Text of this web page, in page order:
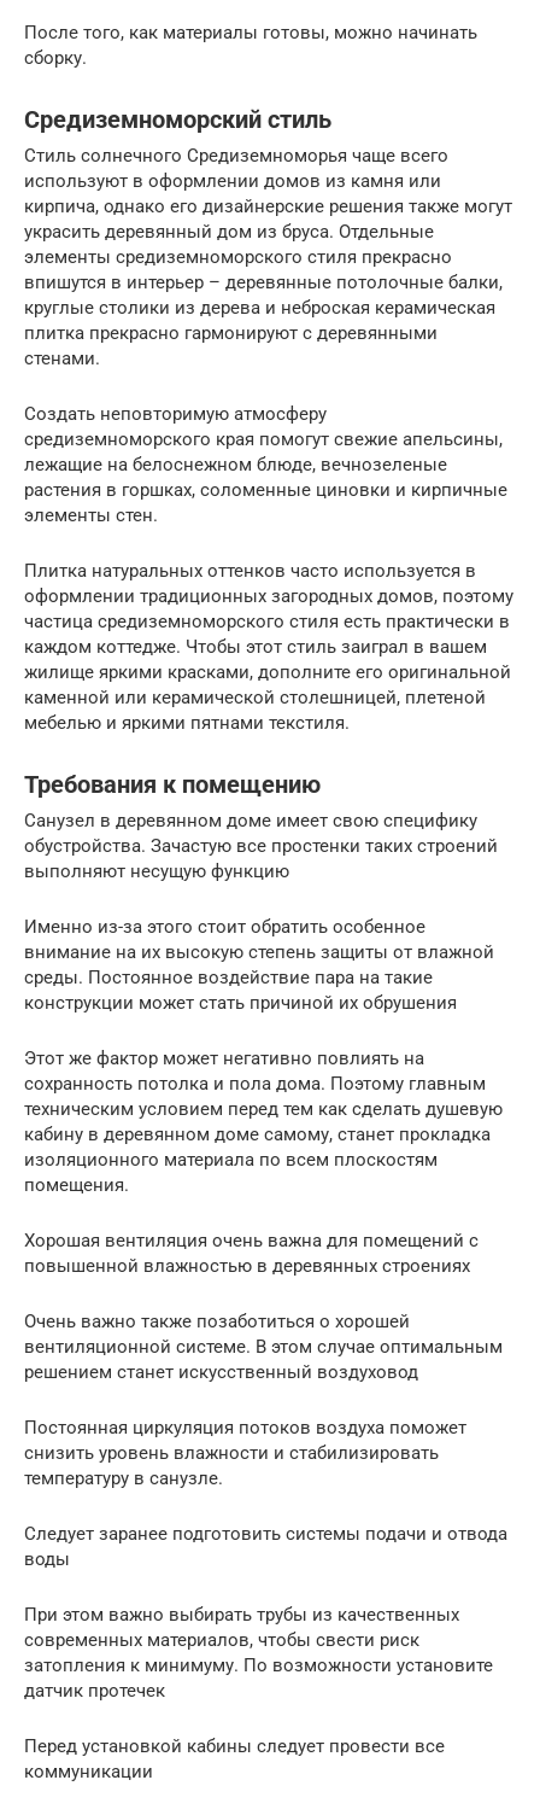
После того, как материалы готовы, можно начинать
сборку.
Средиземноморский стиль
Стиль солнечного Средиземноморья чаще всего
используют в оформлении домов из камня или
кирпича, однако его дизайнерские решения также могут
украсить деревянный дом из бруса. Отдельные
элементы средиземноморского стиля прекрасно
впишутся в интерьер – деревянные потолочные балки,
круглые столики из дерева и неброская керамическая
плитка прекрасно гармонируют с деревянными
стенами.
Создать неповторимую атмосферу
средиземноморского края помогут свежие апельсины,
лежащие на белоснежном блюде, вечнозеленые
растения в горшках, соломенные циновки и кирпичные
элементы стен.
Плитка натуральных оттенков часто используется в
оформлении традиционных загородных домов, поэтому
частица средиземноморского стиля есть практически в
каждом коттедже. Чтобы этот стиль заиграл в вашем
жилище яркими красками, дополните его оригинальной
каменной или керамической столешницей, плетеной
мебелью и яркими пятнами текстиля.
Требования к помещению
Санузел в деревянном доме имеет свою специфику
обустройства. Зачастую все простенки таких строений
выполняют несущую функцию
Именно из-за этого стоит обратить особенное
внимание на их высокую степень защиты от влажной
среды. Постоянное воздействие пара на такие
конструкции может стать причиной их обрушения
Этот же фактор может негативно повлиять на
сохранность потолка и пола дома. Поэтому главным
техническим условием перед тем как сделать душевую
кабину в деревянном доме самому, станет прокладка
изоляционного материала по всем плоскостям
помещения.
Хорошая вентиляция очень важна для помещений с
повышенной влажностью в деревянных строениях
Очень важно также позаботиться о хорошей
вентиляционной системе. В этом случае оптимальным
решением станет искусственный воздуховод
Постоянная циркуляция потоков воздуха поможет
снизить уровень влажности и стабилизировать
температуру в санузле.
Следует заранее подготовить системы подачи и отвода
воды
При этом важно выбирать трубы из качественных
современных материалов, чтобы свести риск
затопления к минимуму. По возможности установите
датчик протечек
Перед установкой кабины следует провести все
коммуникации